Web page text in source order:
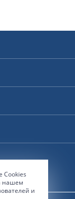
Сookies
нашем
и